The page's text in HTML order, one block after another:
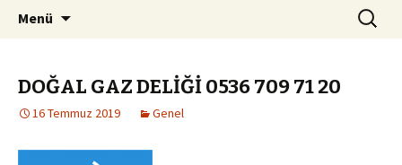
Menü Arama:
DOĞAL GAZ DELİĞİ 0536 709 71 20
16 Temmuz 2019 Genel